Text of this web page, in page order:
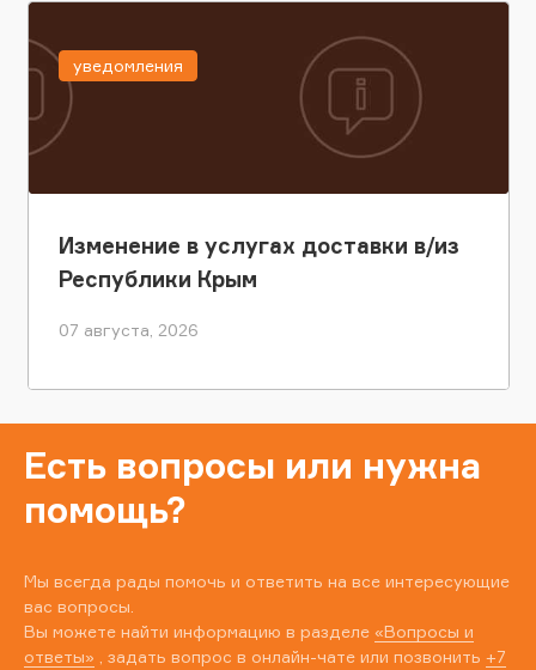
Изменение в услугах доставки в/из
Республики Крым
07 августа, 2026
уведомления
Есть вопросы или нужна
помощь?
Мы всегда рады помочь и ответить на все интересующие
вас вопросы.
Вы можете найти информацию в разделе «Вопросы и
ответы» , задать вопрос в онлайн-чате или позвонить +7